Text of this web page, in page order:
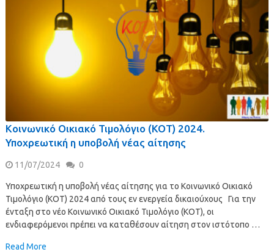
Κοινωνικό Οικιακό Τιμολόγιο (ΚΟΤ) 2024.
Υποχρεωτική η υποβολή νέας αίτησης
11/07/2024 0
Υποχρεωτική η υποβολή νέας αίτησης για το Κοινωνικό Οικιακό
Τιμολόγιο (ΚΟΤ) 2024 από τους εν ενεργεία δικαιούχους Για την
ένταξη στο νέο Κοινωνικό Οικιακό Τιμολόγιο (ΚΟΤ), οι
ενδιαφερόμενοι πρέπει να καταθέσουν αίτηση στον ιστότοπο …
Read More